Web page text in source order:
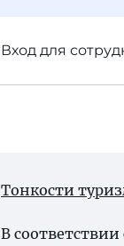
Вход для
Тонкости
В